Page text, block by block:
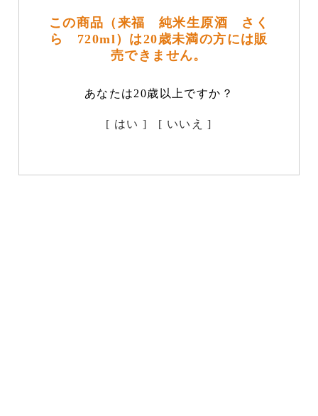
この商品（来福 純米生原酒 さく
ら 720ml）は20歳未満の方には販
売できません。
あなたは20歳以上ですか？
[ はい ] [ いいえ ]